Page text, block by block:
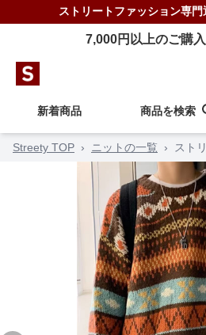
ストリートファッション専門
7,000円以上のご購
新着商品 商品を検索
Streety TOP › ニットの一覧 › スト